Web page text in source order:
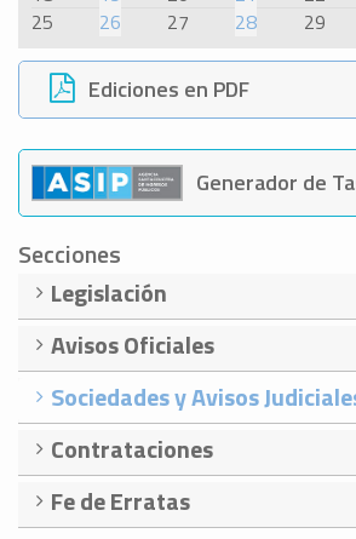
25
26 27 28 29
Ediciones en PDF
Generador de
Secciones
Legislación
Avisos Oficiales
Sociedades y Avisos
Contrataciones
Fe de Erratas